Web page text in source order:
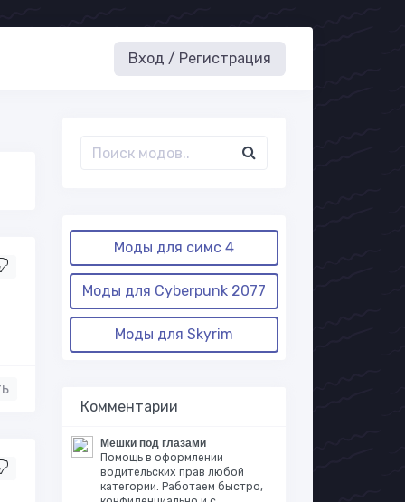
Вход / Регистрация
Моды для симс 4
Моды для Cyberpunk 2077
Моды для Skyrim
Комментарии
Мешки под глазами
Помощь в оформлении
водительских прав любой
категории. Работаем быстро,